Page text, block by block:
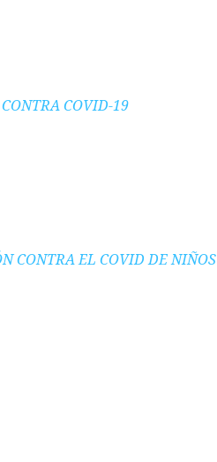
COVID-19
CONTRA EL COVID DE NIÑOS